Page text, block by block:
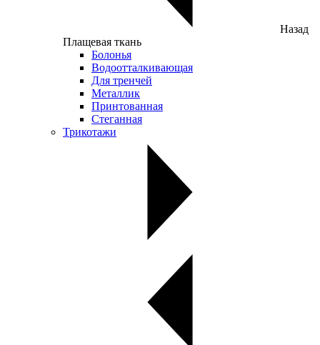
Назад
Плащевая ткань
Болонья
Водоотталкивающая
Для тренчей
Металлик
Принтованная
Стеганная
Трикотажи